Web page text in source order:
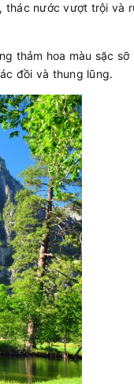
thác nước vượt trội và
thảm hoa màu sặc sỡ
đồi và thung lũng.